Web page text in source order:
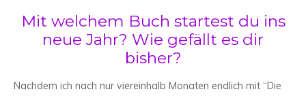
Mit welchem Buch startest du ins
neue Jahr? Wie gefällt es dir
bisher?
Nachdem ich nach nur viereinhalb Monaten endlich mit “Die